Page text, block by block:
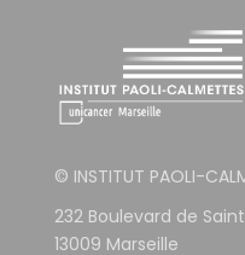
© INSTITUT PAOLI-
232 Boulevard de
13009 Marseille